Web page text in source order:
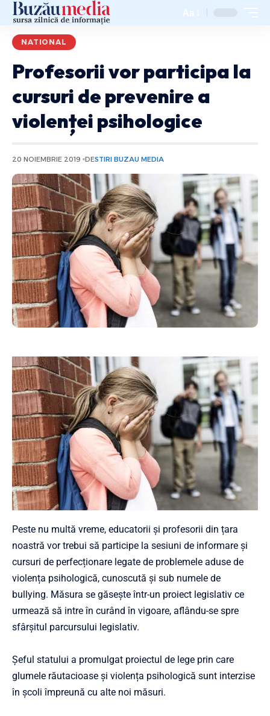
Aa
NATIONAL
Profesorii vor participa la
cursuri de prevenire a
violenței psihologice
20 NOIEMBRIE 2019 DESTIRI BUZAU MEDIA
Peste nu multă vreme, educatorii și profesorii din țara
noastră vor trebui să participe la sesiuni de informare și
cursuri de perfecționare legate de problemele aduse de
violența psihologică, cunoscută și sub numele de
bullying. Măsura se găsește într-un proiect legislativ ce
urmează să intre în curând în vigoare, aflându-se spre
sfârșitul parcursului legislativ.
Șeful statului a promulgat proiectul de lege prin care
glumele răutacioase și violența psihologică sunt interzise
în școli împreună cu alte noi măsuri.